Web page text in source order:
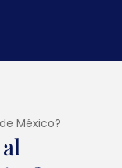
México?